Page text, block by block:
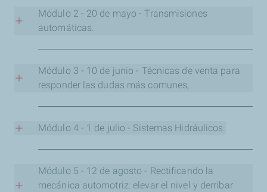
permiten captar la atención del cliente y realizar un
servicio más profesional en donde al final del día el
lubricantes con recomendaciones fundadas.
Regístrate para ver la clase grabada
Módulo 2 - 20 de mayo - Transmisiones
automáticas.
OBJETIVO:Cuándo, cómo y con qué herramientas
realizarlos.
Regístrate para ver la clase grabada
Módulo 3 - 10 de junio - Técnicas de venta para
responder las dudas más comunes,
OBJETIVO:Un buen glosario de argumentos para
quienes ofrecen lubricantes y fluidos vehiculares para
sortear las barreras habituales que no permiten cerrar
ventas.
Regístrate para ver la clase grabada
Módulo 4 - 1 de julio - Sistemas Hidráulicos.
OBJETIVO:Cómo seleccionar un buen aceite hidráulico
y qué se debe destacar con tan solo mirar y comparar
fichas técnicas.
Módulo 5 - 12 de agosto - Rectificando la
mecánica automotriz: elevar el nivel y derribar